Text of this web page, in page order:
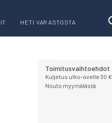
HETI VARASTOSTA
Toimitusvaihtoehdot
Kuljetus ulko-ovelle 30 €
Nouto myymälästä